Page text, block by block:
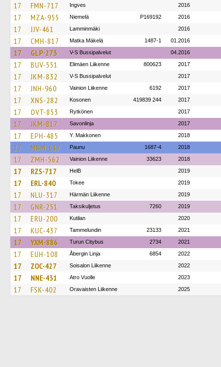
17 FMN-717 Ingves 2016
17 MZA-955 Niemelä P169192 2016
17 JJV-461 Lamminmäki 2016
17 CMH-817 Matka Mäkelä 1487-1 01.2016
17 GLP-273 V-S Bussipalvelut 04.2016
17 BUV-551 Elimäen Liikenne 800623 2017
17 JKM-832 V-S Bussipalvelut 2017
17 JNH-960 Vainion Liikenne 6192 2017
17 XNS-282 Kosonen 419839 244 2017
17 OVT-853 Rytkönen 2017
17 JKM-817 Savonlinja 2017
17 EPH-485 Y. Makkonen 2018
17 MNM-617 Paunu 1687-4 2018
17 ZMH-562 Vainion Liikenne 33623 2018
17 RZS-717 HelB 2019
17 ERL-840 Tokee 2019
17 NLU-317 Härmän Liikenne 2019
17 GNR-251 Taksikuljetus 7260 2019
17 ERU-200 Kutilan 2020
17 KUC-437 Tammelundin 23133 2021
17 YXM-886 Turun Citybus 2734 2021
17 EUH-108 Åbergin Linja 6854 2022
17 ZOC-427 Soisalon Liikenne 2022
17 NNE-431 Atro Vuolle 2023
17 FSK-402 Oravaisten Liikenne 2025